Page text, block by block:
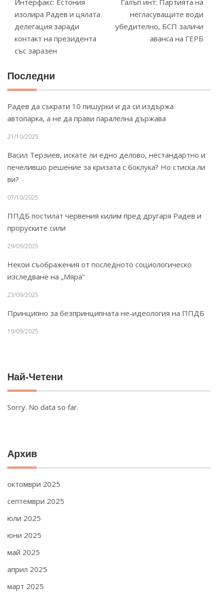
Интерфакс: Естония
изолира Радев и цялата
делегация заради
контакт на президента
със заразен
Галъп инт: Партията на
негласуващите води
убедително, БСП заличи
аванса на ГЕРБ
Последни
Радев да съкрати 10 пишурки и да си издържа
автопарка, а не да прави паралелна държава
21/10/2025
Васил Терзиев, искате ли едно делово, нестандартно и
печелившо решение за кризата с боклука? Но стиска ли
ви?
07/10/2025
ППДБ постилат червения килим пред другаря Радев и
проруските сили
29/09/2025
Некои съображения от последното социологическо
изследване на „Мяра“
23/09/2025
Принципно за безпринципната не-идеология на ППДБ
19/09/2025
Най-Четени
Sorry. No data so far.
Архив
октомври 2025
септември 2025
юли 2025
юни 2025
май 2025
април 2025
март 2025